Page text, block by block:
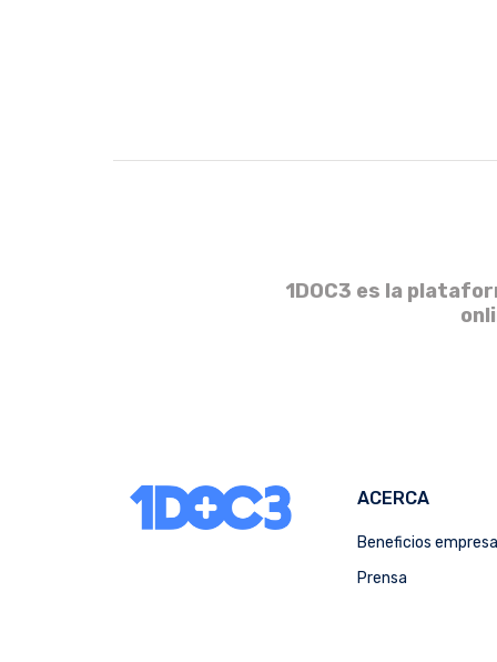
1DOC3 es la
ACERCA
Beneficios
Prensa